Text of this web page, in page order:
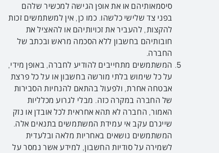
סיסמאותיהם או את אופן הגישה למכשיר שלהם
בפני צד שלישי כלשהו. כמו כן, אין למשתמשים זכות
להקצות, להעביר את זכויותיהם או להאציל את
חובותיהם בחשבון ללא הסכמה מראש ובכתב של
החברה.
המשתמשים מתחייבים להודיע לחברה, באופן מידי,
על כל שימוש בלתי מורשה בחשבון או על כל פרצת
אבטחה אחרת, ולפעול בהתאם להנחיות הסבירות
של החברה במקרה כזה. מבלי לגרוע מכלליות
האמור, החברה לא תהא אחראית לכל אובדן או נזק
שייגרם עקב אי עמידת המשתמשים בתנאים אלה.
המשתמשים נושאים באחריות מלאה ובלעדית
לשמירה על סודיות החשבון, למידע אשר נמסר על